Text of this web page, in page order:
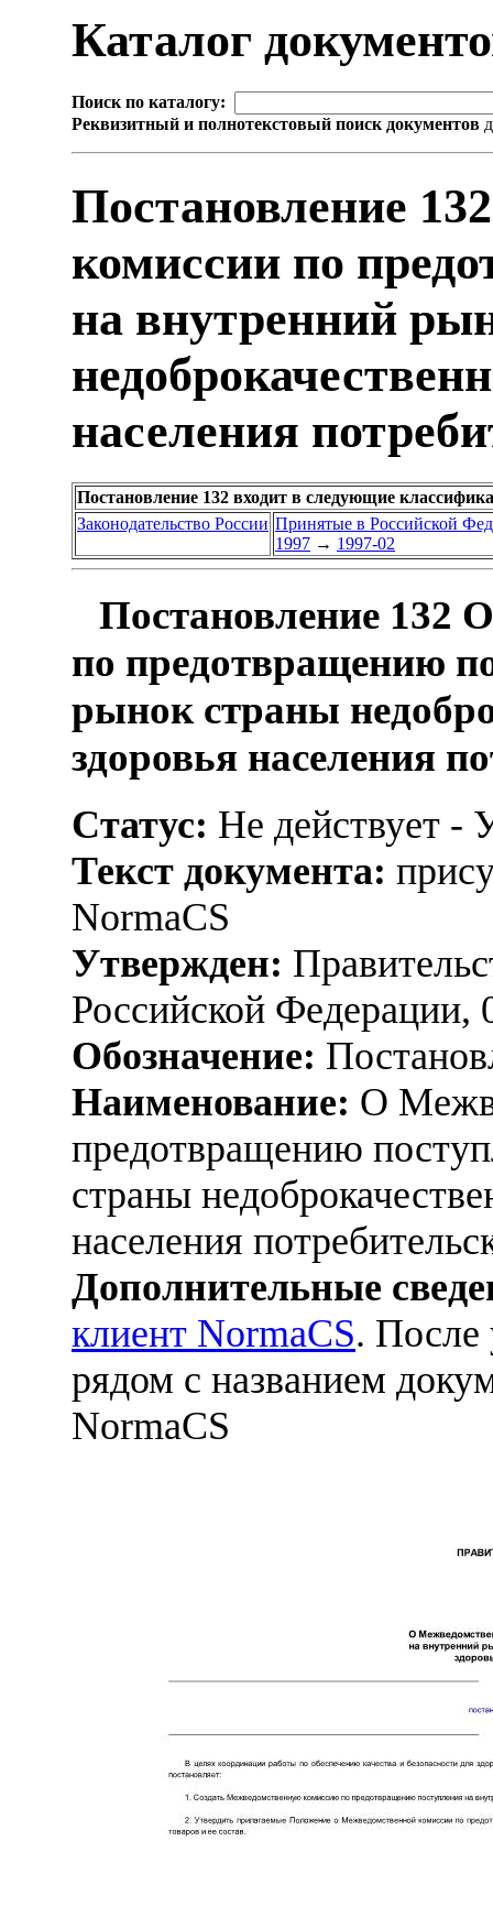
Каталог
Поиск по каталогу:
Реквизитный и полнотекстовый поиск документов
Постановление
комиссии по
на внутренний
населения
Постановление 132 входит в следующие
Законодательство России Принятые в Российской
1997 → 1997-02
Постановление 132
по предотвращению
рынок страны
здоровья населения
Статус: Не действует -
Текст документа:
NormaCS
Утвержден:
Российской Федерации,
Обозначение:
Наименование: О
предотвращению
страны
населения
Дополнительные
клиент NormaCS. После
рядом с названием
NormaCS